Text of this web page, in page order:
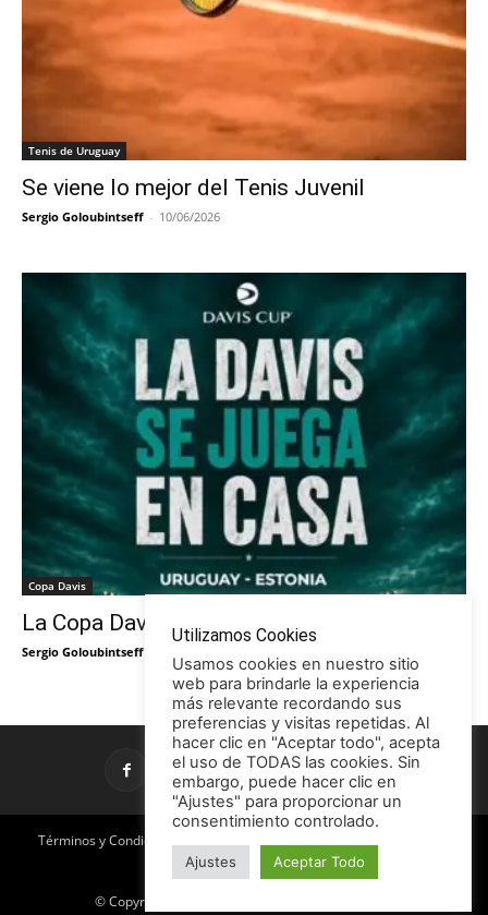
Tenis de Uruguay
Se viene lo mejor del Tenis Juvenil
Sergio Goloubintseff - 10/06/2026
Copa Davis
La Copa Davis vuelve al Círculo
Sergio Goloubintseff
Términos y Condiciones
Publicidad en TCE
Licencia CC
© Copyright 2026 - Tenis con Estilo / TCE Noticias
Utilizamos Cookies
Usamos cookies en nuestro sitio
web para brindarle la experiencia
más relevante recordando sus
preferencias y visitas repetidas. Al
hacer clic en "Aceptar todo", acepta
el uso de TODAS las cookies. Sin
embargo, puede hacer clic en
"Ajustes" para proporcionar un
consentimiento controlado.
Ajustes Aceptar Todo